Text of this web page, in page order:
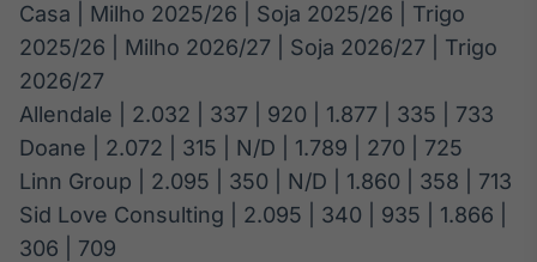
Componentes
para conteúdos e
Broadcast
Wallboard
Conteúdos e
dados para
Casa | Milho 2025/26 | Soja 2025/26 | Trigo
2025/26 | Milho 2026/27 | Soja 2026/27 | Trigo
2026/27
Allendale | 2.032 | 337 | 920 | 1.877 | 335 | 733
Doane | 2.072 | 315 | N/D | 1.789 | 270 | 725
Linn Group | 2.095 | 350 | N/D | 1.860 | 358 | 713
Sid Love Consulting | 2.095 | 340 | 935 | 1.866 |
306 | 709